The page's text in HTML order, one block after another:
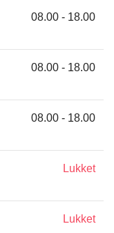
08.00 - 18.00
08.00 - 18.00
08.00 - 18.00
Lukket
Lukket